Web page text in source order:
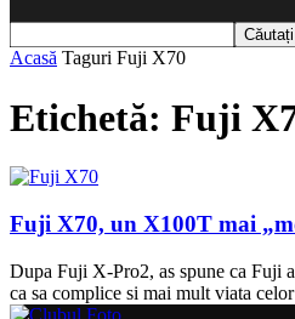
Acasă Taguri Fuji X70
Etichetă: Fuji
Fuji X70, un X100T mai
Dupa Fuji X-Pro2, as spune ca Fuji
ca sa complice si mai mult viata